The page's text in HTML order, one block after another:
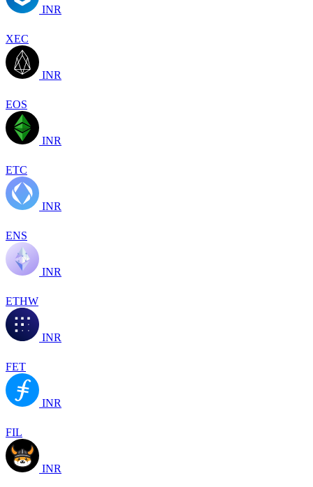
INR
XEC
INR
EOS
INR
ETC
INR
ENS
INR
ETHW
INR
FET
INR
FIL
INR